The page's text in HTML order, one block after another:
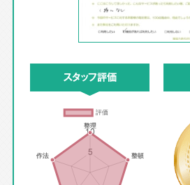
スタッフ評価